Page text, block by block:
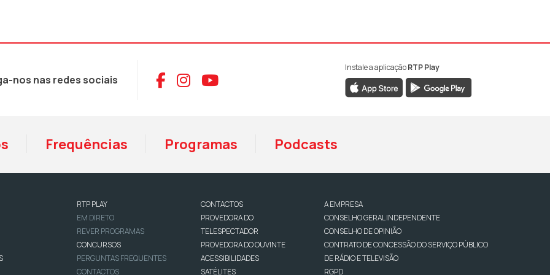
nos nas redes sociais Aceder ao Facebook da RTP Antena 1
Aceder ao Instagram da RTP Antena 1
Aceder ao YouTube da RTP Antena 1
Instale a aplicaçãoRTP Play
Frequências Programas Podcasts
RTP PLAY
EM DIRETO
REVER PROGRAMAS
CONCURSOS
PERGUNTAS FREQUENTES
CONTACTOS
CONTACTOS
PROVEDORA DO
TELESPECTADOR
PROVEDORA DO OUVINTE
ACESSIBILIDADES
SATÉLITES
A EMPRESA
CONSELHO GERAL INDEPENDENTE
CONSELHO DE OPINIÃO
CONTRATO DE CONCESSÃO DO SERVIÇO PÚBLICO
DE RÁDIO E TELEVISÃO
RGPD